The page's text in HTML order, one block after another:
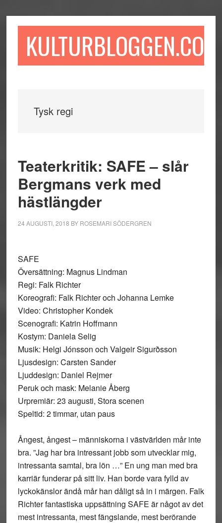
till
till
sidofältet
till
KULTURBLOGGEN.COM
Tysk regi
Teaterkritik: SAFE – slår
Bergmans verk med
hästlängder
24 AUGUSTI, 2018 BY ROSEMARI SÖDERGREN
SAFE
Översättning: Magnus Lindman
Regi: Falk Richter
Koreografi: Falk Richter och Johanna Lemke
Video: Christopher Kondek
Scenografi: Katrin Hoffmann
Kostym: Daniela Selig
Musik: Helgi Jónsson och Valgeir Sigurðsson
Ljusdesign: Carsten Sander
Ljuddesign: Daniel Rejmer
Peruk och mask: Melanie Åberg
Urpremiär: 23 augusti, Stora scenen
Speltid: 2 timmar, utan paus
Ångest, ångest – människorna i västvärlden mår inte
bra. ”Jag har bra intressant jobb som utvecklar mig,
intressanta samtal, bra lön …” En ung man med bra
karriär funderar på sitt liv. Han borde vara fylld av
lyckokänslor ändå mår han dåligt så in i märgen. Falk
Richter fantastiska uppsättning SAFE är något av det
mest intressanta, mest fängslande, mest berörande